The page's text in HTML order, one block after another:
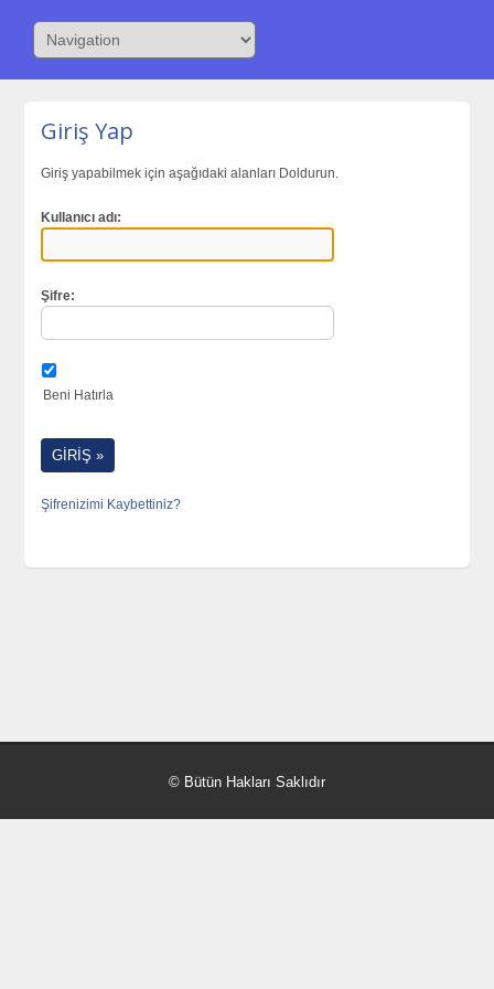
Giriş Yap
Giriş yapabilmek için aşağıdaki alanları Doldurun.
Kullanıcı adı:
Şifre:
Beni Hatırla
Şifrenizimi Kaybettiniz?
© Bütün Hakları Saklıdır